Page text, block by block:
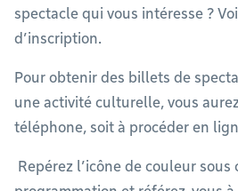
spectacle qui vous intéresse ?
d’inscription.
Pour obtenir des billets de
une activité culturelle, vous
téléphone, soit à procéder en
Repérez l’icône de couleur